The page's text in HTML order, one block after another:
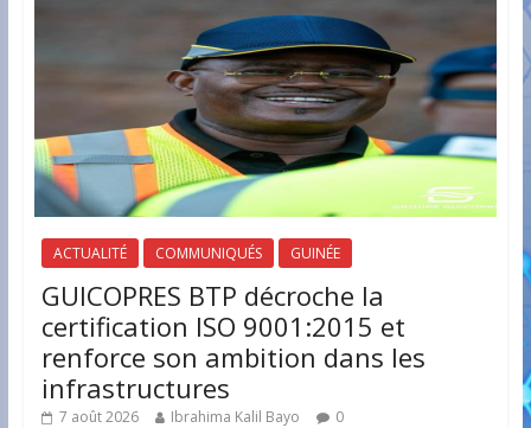
ACTUALITÉ COMMUNIQUÉS GUINÉE
GUICOPRES BTP décroche la
certification ISO 9001:2015 et
renforce son ambition dans les
infrastructures
7 août 2026 Ibrahima Kalil Bayo 0